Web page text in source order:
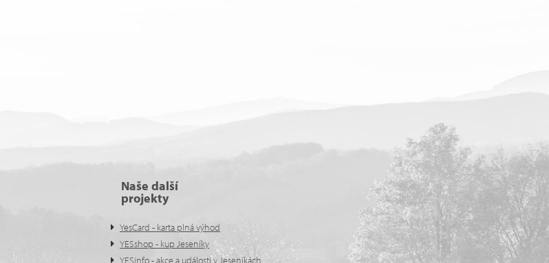
Naše další
projekty
YesCard - karta plná výhod
YESshop - kup Jeseníky
YESinfo - akce a události v Jeseníkách